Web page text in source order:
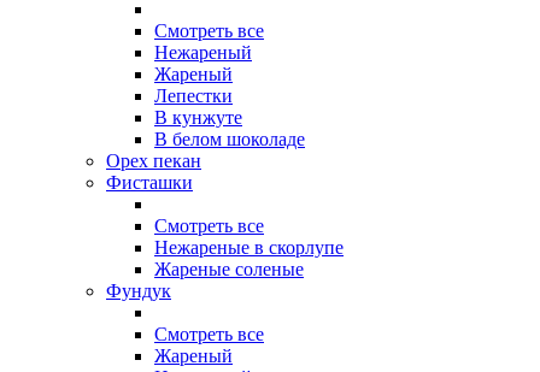
Смотреть все
Нежареный
Жареный
Лепестки
В кунжуте
В белом шоколаде
Орех пекан
Фисташки
Смотреть все
Нежареные в скорлупе
Жареные соленые
Фундук
Смотреть все
Жареный